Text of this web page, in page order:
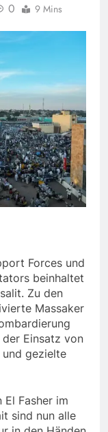
0 9 Mins
Forces und
beinhaltet
Zu den
Massaker
Einsatz von
gezielte
Fasher im
sind nun alle